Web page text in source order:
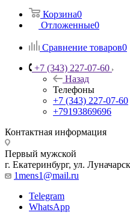
Корзина0
Отложенные0
Сравнение товаров0
+7 (343) 227-07-60
Назад
Телефоны
+7 (343) 227-07-60
+79193869696
Контактная информация
Первый мужской
г. Екатеринбург, ул.
1mens1@mail.ru
Telegram
WhatsApp